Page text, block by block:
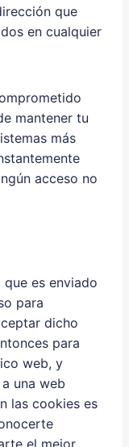
que
en cualquier
mantener tu
más
acceso no
es enviado
para
dicho
para
web, y
una web
las cookies es
el mejor